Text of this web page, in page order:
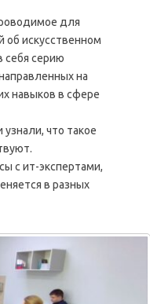
для
об искусственном
себя серию
на
навыков в сфере
что такое
с ит-экспертами,
в разных